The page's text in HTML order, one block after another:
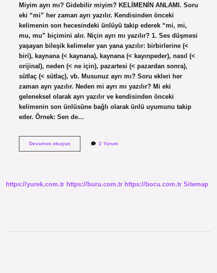
Miyim ayrı mı? Gidebilir miyim? KELİMENİN ANLAMI. Soru
eki “mi” her zaman ayrı yazılır. Kendisinden önceki
kelimenin son hecesindeki ünlüyü takip ederek “mi, mi,
mu, mu” biçimini alır. Niçin ayrı mı yazılır? 1. Ses düşmesi
yaşayan bileşik kelimeler yan yana yazılır: birbirlerine (<
biri), kaynana (< kaynana), kaynana (< kayınpeder), nasıl (<
orijinal), neden (< ne için), pazartesi (< pazardan sonra),
sütlaç (< sütlaç), vb. Musunuz ayrı mı? Soru ekleri her
zaman ayrı yazılır. Neden mi ayrı mı yazılır? Mi eki
geleneksel olarak ayrı yazılır ve kendisinden önceki
kelimenin son ünlüsüne bağlı olarak ünlü uyumunu takip
eder. Örnek: Sen de…
Devamını okuyunAyrım
2 Yorum
https://yurek.com.tr https://buru.com.tr https://bocu.com.tr Sitemap